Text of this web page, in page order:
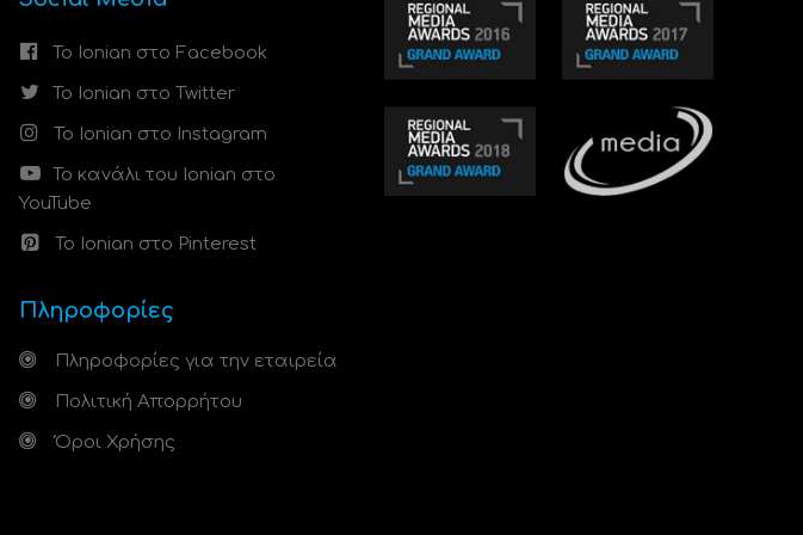
Το Ionian στο Facebook
Το Ionian στο Twitter
Το Ionian στο Instagram
Το κανάλι του Ionian στο
YouTube
Το Ionian στο Pinterest
Πληροφορίες
Πληροφορίες για την εταιρεία
Πολιτική Απορρήτου
Όροι Χρήσης